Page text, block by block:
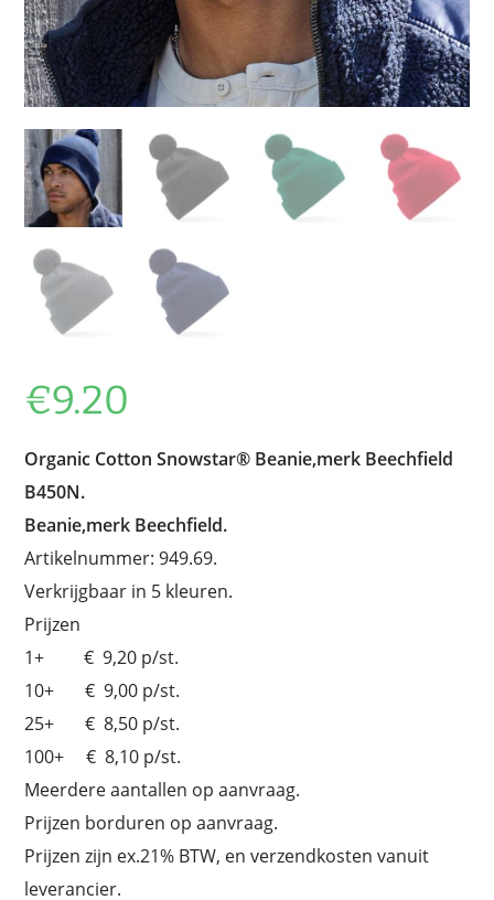
€9.20
Organic Cotton Snowstar® Beanie,merk Beechfield
B450N.
Beanie,merk Beechfield.
Artikelnummer: 949.69.
Verkrijgbaar in 5 kleuren.
Prijzen
1+ € 9,20 p/st.
10+ € 9,00 p/st.
25+ € 8,50 p/st.
100+ € 8,10 p/st.
Meerdere aantallen op aanvraag.
Prijzen borduren op aanvraag.
Prijzen zijn ex.21% BTW, en verzendkosten vanuit
leverancier.